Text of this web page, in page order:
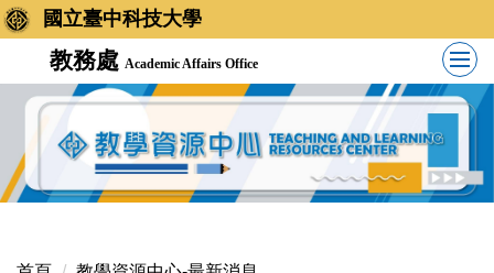
國立臺中科技大學
教務處 Academic Affairs Office